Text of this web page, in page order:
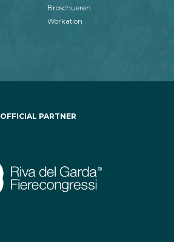
Broschueren
Workation
OFFICIAL PARTNER